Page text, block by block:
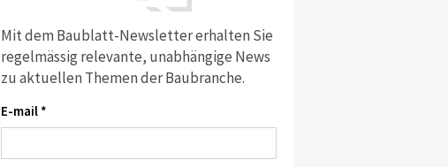
Mit dem Baublatt-Newsletter erhalten Sie
regelmässig relevante, unabhängige News
zu aktuellen Themen der Baubranche.
E-mail *